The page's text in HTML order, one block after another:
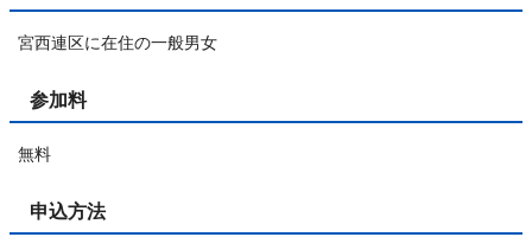
宮西連区に在住の一般男女
参加料
無料
申込方法